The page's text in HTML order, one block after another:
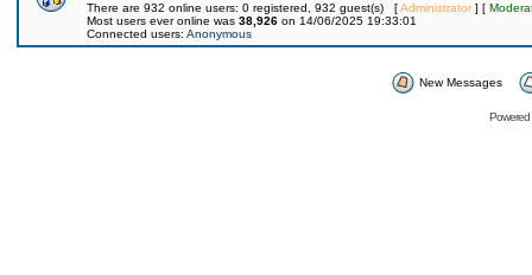
There are 932 online users: 0 registered, 932 guest(s) [Administrator] [
Most users ever online was 38,926 on 14/06/2025 19:33:01
Connected users: Anonymous
New Messages